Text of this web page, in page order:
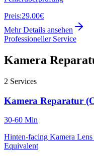
Preis:29.00€
Mehr Details ansehen
Professioneller Service
Kamera
2 Services
Kamera Reparatur
30-60 Min
Hinten-facing Kamera
Equivalent